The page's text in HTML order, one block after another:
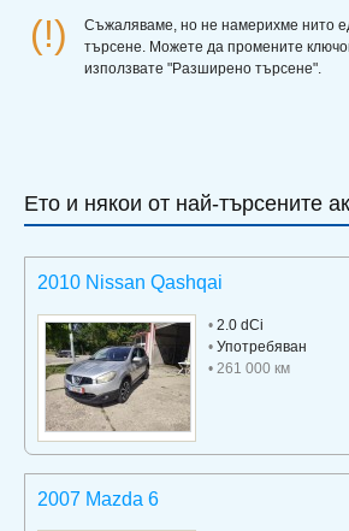
(!)
Съжаляваме, но не намерихме нито
търсене. Можете да промените
използвате "Разширено търсене".
Ето и някои от най-търсените
2010 Nissan Qashqai
• 2.0 dCi
• Употребяван
• 261 000 км
2007 Mazda 6